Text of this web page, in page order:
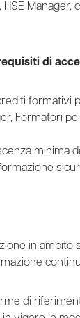
HSE Manager,
di
formativi
Formatori
minima
in ambito
di